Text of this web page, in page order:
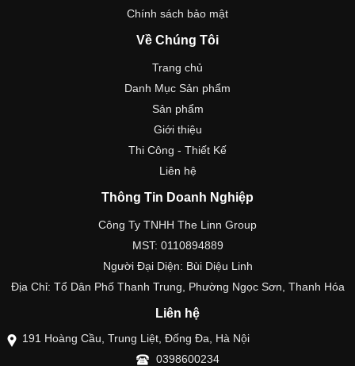
Chính sách bảo mật
Về Chúng Tôi
Trang chủ
Danh Mục Sản phẩm
Sản phẩm
Giới thiệu
Thi Công - Thiết Kế
Liên hệ
Thông Tin Doanh Nghiệp
Công Ty TNHH The Linn Group
MST: 0110894889
Người Đại Diện: Bùi Diệu Linh
Địa Chỉ: Tổ Dân Phố Thanh Trung, Phường Ngọc Sơn, Thanh Hóa
Liên hệ
191 Hoàng Cầu, Trung Liệt, Đống Đa, Hà Nội
0398600234